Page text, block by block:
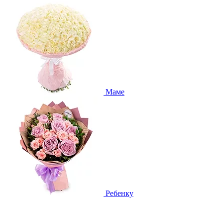
Маме
Ребенку